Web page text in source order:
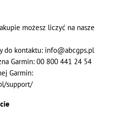
możesz liczyć na nasze
do kontaktu: info@abcgps.pl
Garmin: 00 800 441 24 54
Garmin:
support/